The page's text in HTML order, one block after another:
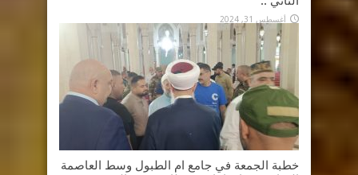
أغسطس 31, 2024
خطبة الجمعة في جامع ام الطبول وسط العاصمة